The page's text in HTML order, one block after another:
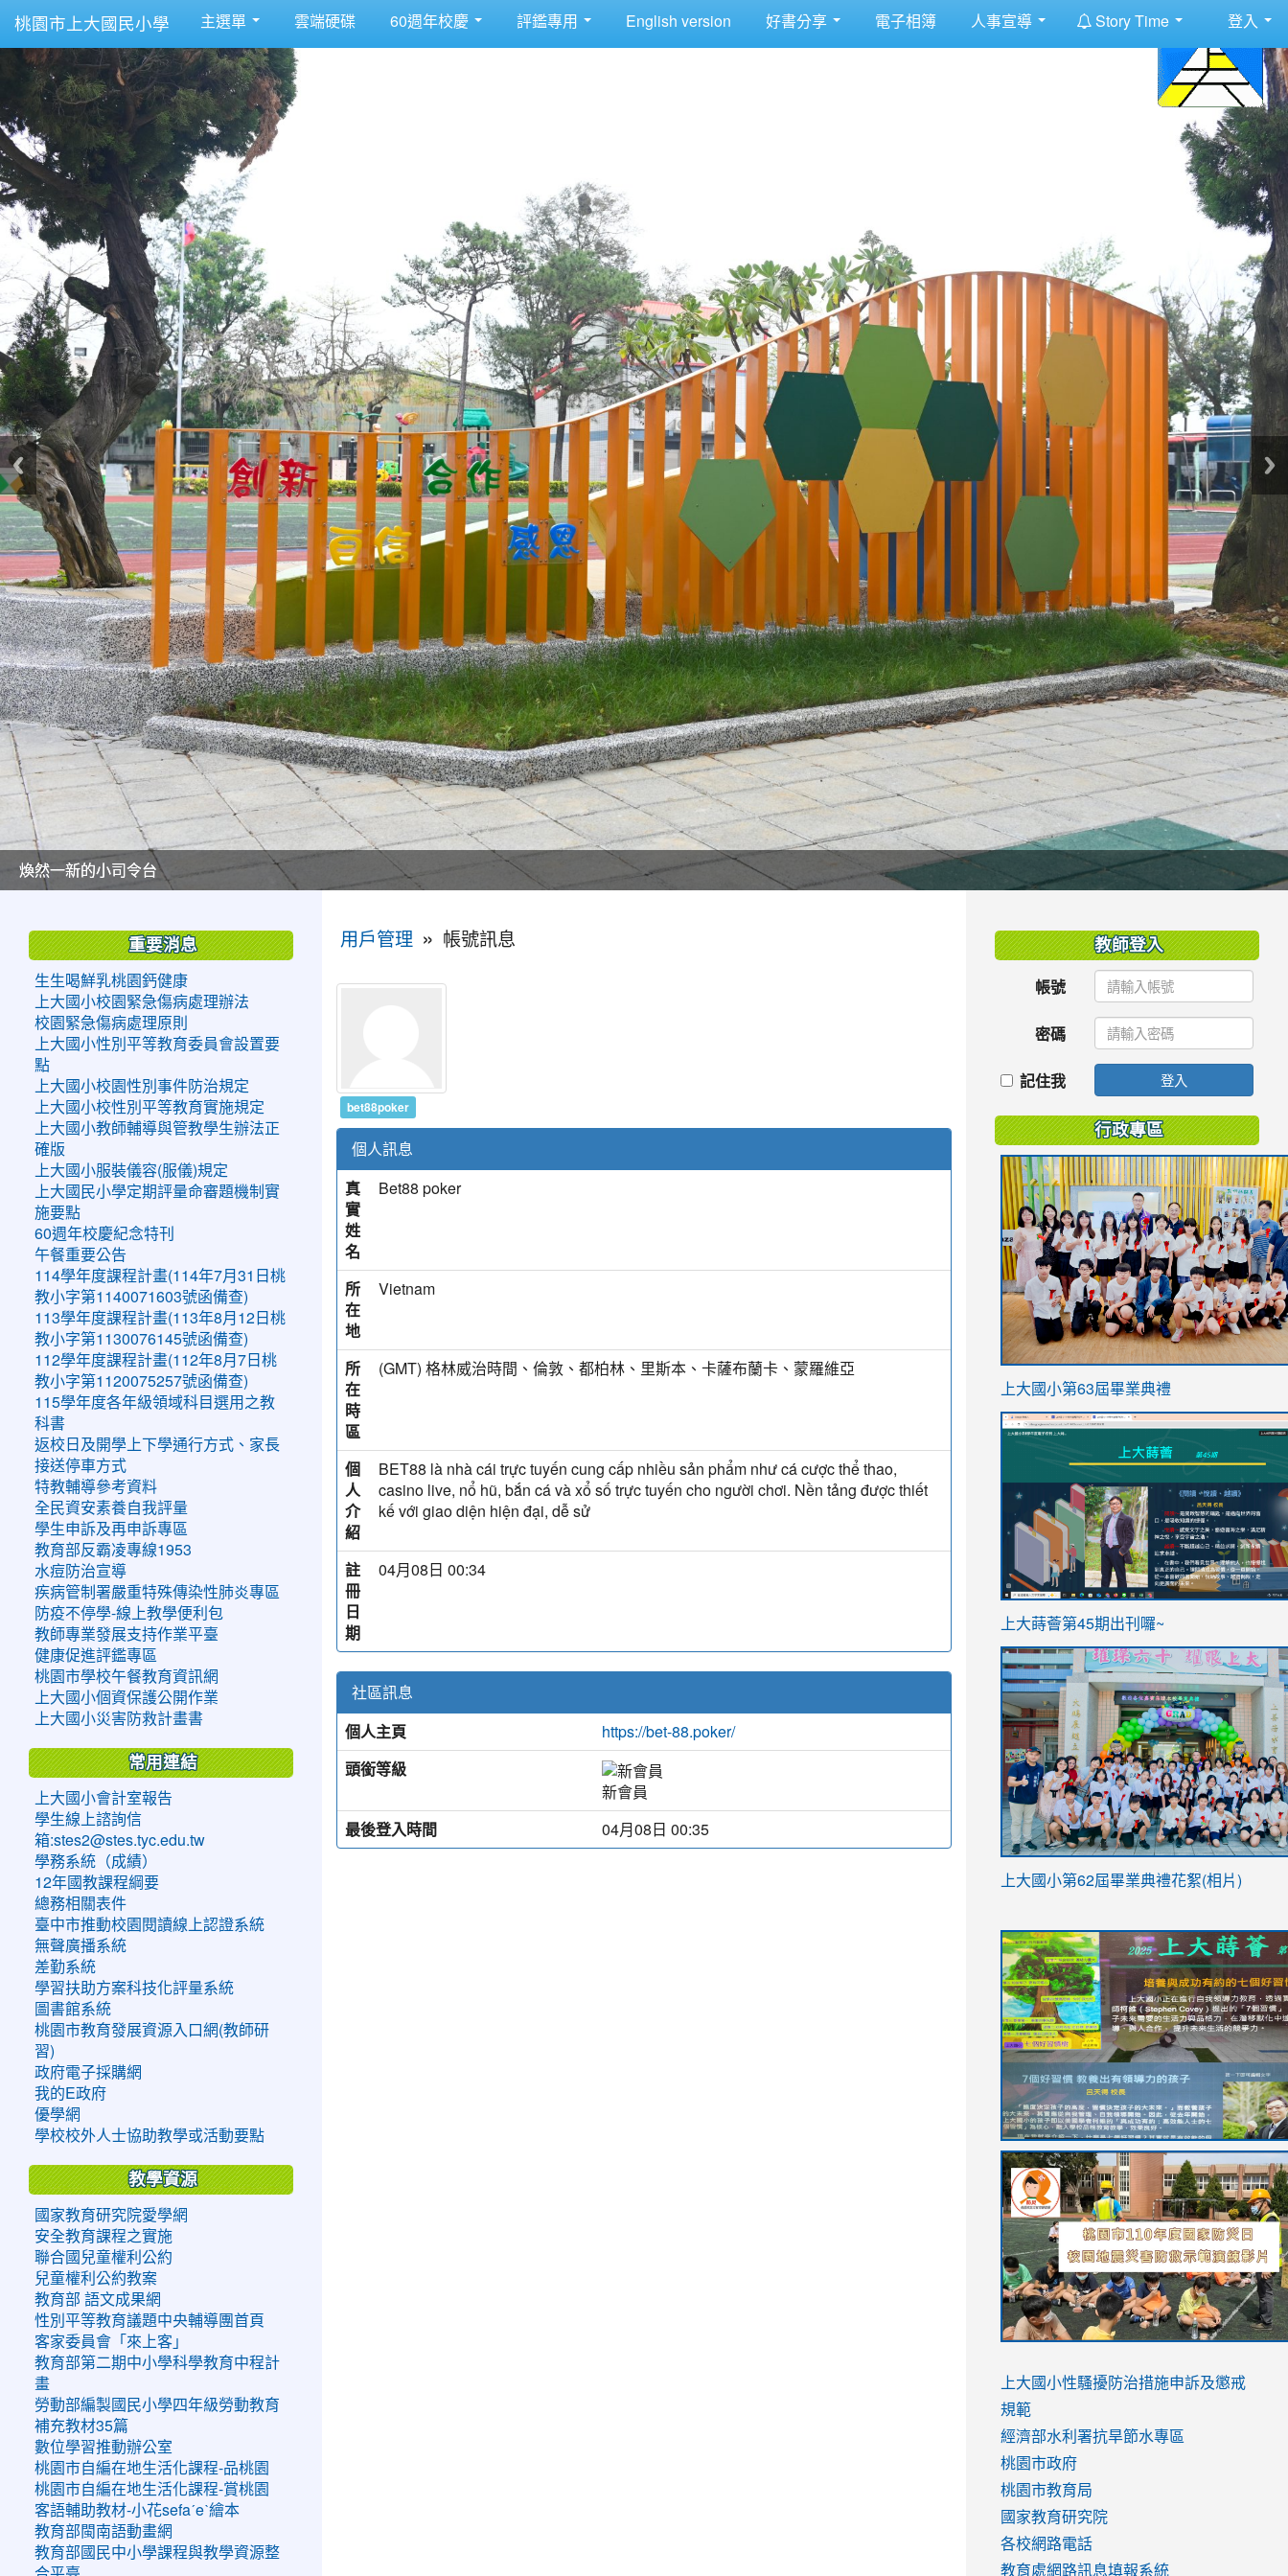
桃園市上大國民小學 主選單 雲端硬碟 60週年校慶 評鑑專用 English version 好書分享 電子相簿 人事宣導 Story Time 登入
美麗的操場是我們活力的來源
美麗的操場是我們活力的來源
煥然一新的小司令台
煥然一新的小司令台
富含桃園埤塘田園風光意象的中廊
富含桃園埤塘田園風光意象的中廊
嶄新的中庭廣場
嶄新的中庭廣場
水生池生生不息
水生池生生不息
用戶管理 » 帳號訊息
bet88poker
個人訊息
真
實
姓
名
Bet88 poker
所
在
地
Vietnam
所
在
時
區
(GMT) 格林威治時間、倫敦、都柏林、里斯本、卡薩布蘭卡、蒙羅維亞
個
人
介
紹
BET88 là nhà cái trực tuyến cung cấp nhiều sản phẩm như cá cược thể thao,
casino live, nổ hũ, bắn cá và xổ số trực tuyến cho người chơi. Nền tảng được thiết
kế với giao diện hiện đại, dễ sử
註
冊
日
期
04月08日 00:34
社區訊息
個人主頁
https://bet-88.poker/
頭銜等級
新會員
最後登入時間
04月08日 00:35
重要消息
生生喝鮮乳桃園鈣健康
上大國小校園緊急傷病處理辦法
校園緊急傷病處理原則
上大國小性別平等教育委員會設置要
點
上大國小校園性別事件防治規定
上大國小校性別平等教育實施規定
上大國小教師輔導與管教學生辦法正
確版
上大國小服裝儀容(服儀)規定
上大國民小學定期評量命審題機制實
施要點
60週年校慶紀念特刊
午餐重要公告
114學年度課程計畫(114年7月31日桃
教小字第1140071603號函備查)
113學年度課程計畫(113年8月12日桃
教小字第1130076145號函備查)
112學年度課程計畫(112年8月7日桃
教小字第1120075257號函備查)
115學年度各年級領域科目選用之教
科書
返校日及開學上下學通行方式、家長
接送停車方式
特教輔導參考資料
全民資安素養自我評量
學生申訴及再申訴專區
教育部反霸凌專線1953
水痘防治宣導
疾病管制署嚴重特殊傳染性肺炎專區
防疫不停學-線上教學便利包
教師專業發展支持作業平臺
健康促進評鑑專區
桃園市學校午餐教育資訊網
上大國小個資保護公開作業
上大國小災害防救計畫書
常用連結
上大國小會計室報告
學生線上諮詢信
箱:stes2@stes.tyc.edu.tw
學務系統（成績）
12年國教課程綱要
總務相關表件
臺中市推動校園閱讀線上認證系統
無聲廣播系統
差勤系統
學習扶助方案科技化評量系統
圖書館系統
桃園市教育發展資源入口網(教師研
習)
政府電子採購網
我的E政府
優學網
學校校外人士協助教學或活動要點
教學資源
國家教育研究院愛學網
安全教育課程之實施
聯合國兒童權利公約
兒童權利公約教案
教育部 語文成果網
性別平等教育議題中央輔導團首頁
客家委員會「來上客」
教育部第二期中小學科學教育中程計
畫
勞動部編製國民小學四年級勞動教育
補充教材35篇
數位學習推動辦公室
桃園市自編在地生活化課程-品桃園
桃園市自編在地生活化課程-賞桃園
客語輔助教材-小花sefaˊeˋ繪本
教育部閩南語動畫網
教育部國民中小學課程與教學資源整
教師登入
帳號
密碼
記住我 登入
行政專區
link
https://sites.google.com/stes.tyc.edu.tw/
上大國小第63屆畢業典禮
link
ink
https://sites.google.com/stes.tyc.edu.tw/
link
https://sites.google.com/stes.tyc.edu.tw/
上大蒔薈第45期出刊囉~
link
YfDQppRvyMk686kIw6SBbssEIZ6WnT/
usp=sharing
上大國小第62屆畢業典禮花絮(相片)
to
https://drive.google.com/file/d/1I-
YfDQppRvyMk686kIw6SBbssEIZ6WnT/
usp=sharing
to
https://sites.google.com/stes.tyc.edu.tw/
link
to
https://sites.google.com/stes.tyc.edu.tw/
link
to
https://drive.google.com/file/d/
usp=sharing
link
to
https://youtu.be/jJOMVWY3-
8M
link
to
https://drive.google.com/file/d/
usp=sharing
to
https://www.youtube.com/watch?
v=hC_gdZndU9s
to
https://www.youtube.com/watch?
v=hC_gdZndU9s
link
to
https://www.youtube.com/watch?
v=mfpNykQ0g4M
上大國小性騷擾防治措施申訴及懲戒
規範
經濟部水利署抗旱節水專區
桃園市政府
桃園市教育局
國家教育研究院
各校網路電話
教育處網路訊息填報系統